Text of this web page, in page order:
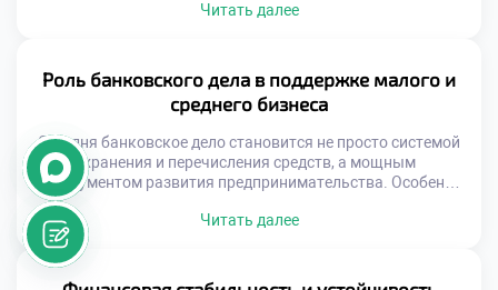
всё чаще осознают, что прибыльность без
устойчивости бизнеса. Именно поэтому концепция
устойчивого развития в банковском деле всё активнее
внедряется в повседневную […]
Читать далее
Роль банковского дела в поддержке малого и
среднего бизнеса
Сегодня банковское дело становится не просто системой
хранения и перечисления средств, а мощным
инструментом развития предпринимательства. Особенно
ярко это проявляется в поддержке малого и среднего
бизнеса — ключевого сектора, формирующего основу
экономической устойчивости. Банковское дело
обеспечивает доступ к финансовым ресурсам, снижает
риски и помогает бизнесу адаптироваться к изменениям.
Читать далее